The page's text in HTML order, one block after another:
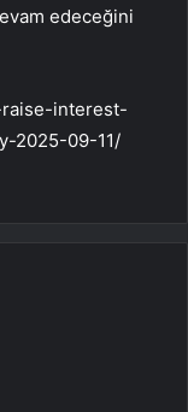
edeceğini
interest-
2025-09-11/